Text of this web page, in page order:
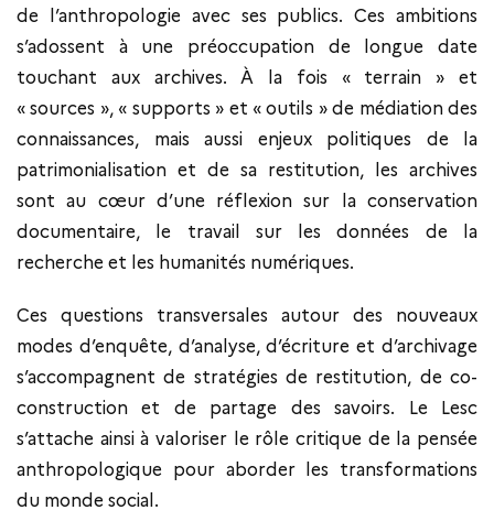
de l’anthropologie avec ses publics. Ces ambitions
s’adossent à une préoccupation de longue date
touchant aux archives. À la fois « terrain » et
« sources », « supports » et « outils » de médiation des
connaissances, mais aussi enjeux politiques de la
patrimonialisation et de sa restitution, les archives
sont au cœur d’une réflexion sur la conservation
documentaire, le travail sur les données de la
recherche et les humanités numériques.
Ces questions transversales autour des nouveaux
modes d’enquête, d’analyse, d’écriture et d’archivage
s’accompagnent de stratégies de restitution, de co-
construction et de partage des savoirs. Le Lesc
s’attache ainsi à valoriser le rôle critique de la pensée
anthropologique pour aborder les transformations
du monde social.